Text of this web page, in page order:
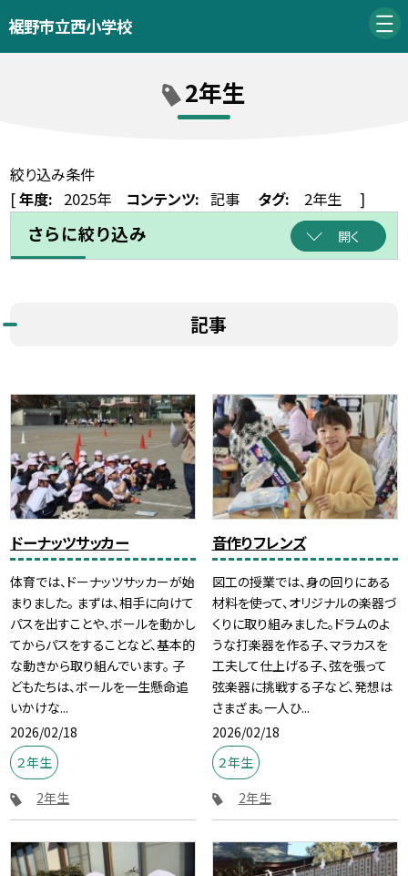
裾野市立西小学校
2年生
絞り込み条件
[年度: 2025年 コンテンツ: 記事 タグ: 2年生 ]
さらに絞り込み 開く
記事
ドーナッツサッカー
体育では、ドーナッツサッカーが始
まりました。 まずは、相手に向けて
パスを出すことや、ボールを動かし
てからパスをすることなど、基本的
な動きから取り組んでいます。 子
どもたちは、ボールを一生懸命追
いかけな...
2026/02/18
２年生
2年生
音作りフレンズ
図工の授業では、身の回りにある
材料を使って、オリジナルの楽器づ
くりに取り組みました。ドラムのよ
うな打楽器を作る子、マラカスを
工夫して仕上げる子、弦を張って
弦楽器に挑戦する子など、発想は
さまざま。一人ひ...
2026/02/18
２年生
2年生